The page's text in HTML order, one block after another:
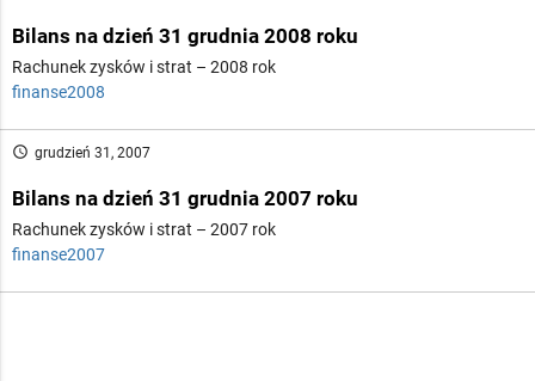
Bilans na dzień 31 grudnia 2008 roku
Rachunek zysków i strat – 2008 rok
finanse2008
access_time grudzień 31, 2007
Bilans na dzień 31 grudnia 2007 roku
Rachunek zysków i strat – 2007 rok
finanse2007